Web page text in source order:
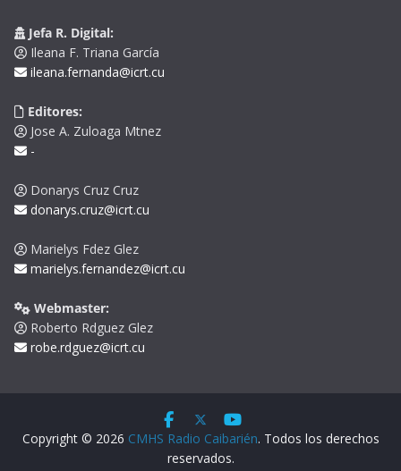
Jefa R. Digital:
Ileana F. Triana García
ileana.fernanda@icrt.cu
Editores:
Jose A. Zuloaga Mtnez
-
Donarys Cruz Cruz
donarys.cruz@icrt.cu
Marielys Fdez Glez
marielys.fernandez@icrt.cu
Webmaster:
Roberto Rdguez Glez
robe.rdguez@icrt.cu
Copyright © 2026 CMHS Radio Caibarién. Todos los derechos
reservados.